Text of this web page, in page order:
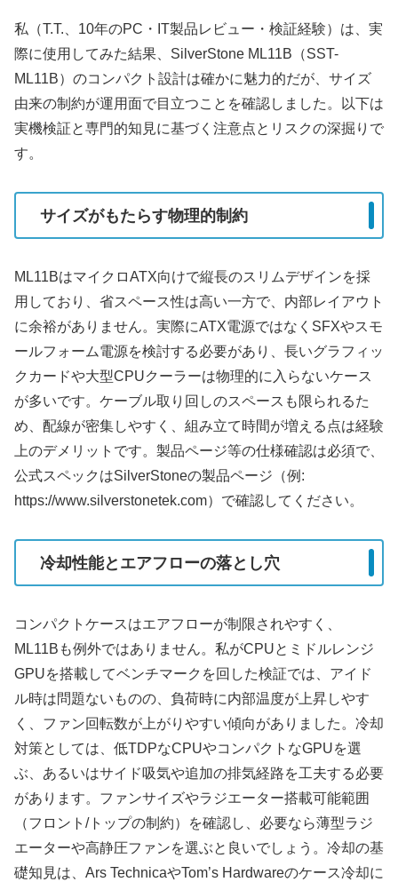
私（T.T.、10年のPC・IT製品レビュー・検証経験）は、実
際に使用してみた結果、SilverStone ML11B（SST-
ML11B）のコンパクト設計は確かに魅力的だが、サイズ
由来の制約が運用面で目立つことを確認しました。以下は
実機検証と専門的知見に基づく注意点とリスクの深掘りで
す。
サイズがもたらす物理的制約
ML11BはマイクロATX向けで縦長のスリムデザインを採
用しており、省スペース性は高い一方で、内部レイアウト
に余裕がありません。実際にATX電源ではなくSFXやスモ
ールフォーム電源を検討する必要があり、長いグラフィッ
クカードや大型CPUクーラーは物理的に入らないケース
が多いです。ケーブル取り回しのスペースも限られるた
め、配線が密集しやすく、組み立て時間が増える点は経験
上のデメリットです。製品ページ等の仕様確認は必須で、
公式スペックはSilverStoneの製品ページ（例:
https://www.silverstonetek.com）で確認してください。
冷却性能とエアフローの落とし穴
コンパクトケースはエアフローが制限されやすく、
ML11Bも例外ではありません。私がCPUとミドルレンジ
GPUを搭載してベンチマークを回した検証では、アイド
ル時は問題ないものの、負荷時に内部温度が上昇しやす
く、ファン回転数が上がりやすい傾向がありました。冷却
対策としては、低TDPなCPUやコンパクトなGPUを選
ぶ、あるいはサイド吸気や追加の排気経路を工夫する必要
があります。ファンサイズやラジエーター搭載可能範囲
（フロント/トップの制約）を確認し、必要なら薄型ラジ
エーターや高静圧ファンを選ぶと良いでしょう。冷却の基
礎知見は、Ars TechnicaやTom’s Hardwareのケース冷却に